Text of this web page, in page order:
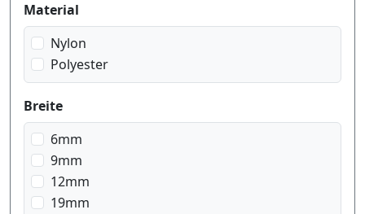
Material
Nylon
Polyester
Breite
6mm
9mm
12mm
19mm